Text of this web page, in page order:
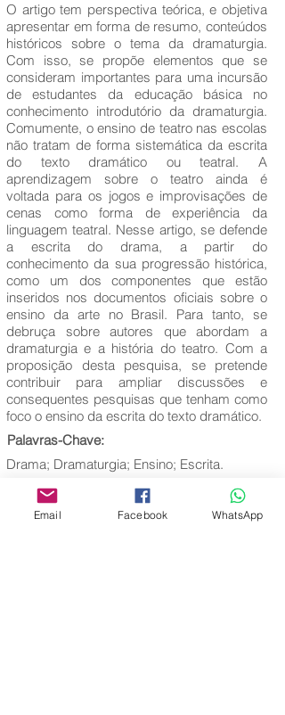
O artigo tem perspectiva teórica, e objetiva
apresentar em forma de resumo, conteúdos
históricos sobre o tema da dramaturgia.
Com isso, se propõe elementos que se
consideram importantes para uma incursão
de estudantes da educação básica no
conhecimento introdutório da dramaturgia.
Comumente, o ensino de teatro nas escolas
não tratam de forma sistemática da escrita
do texto dramático ou teatral. A
aprendizagem sobre o teatro ainda é
voltada para os jogos e improvisações de
cenas como forma de experiência da
linguagem teatral. Nesse artigo, se defende
a escrita do drama, a partir do
conhecimento da sua progressão histórica,
como um dos componentes que estão
inseridos nos documentos oficiais sobre o
ensino da arte no Brasil. Para tanto, se
debruça sobre autores que abordam a
dramaturgia e a história do teatro. Com a
proposição desta pesquisa, se pretende
contribuir para ampliar discussões e
consequentes pesquisas que tenham como
foco o ensino da escrita do texto dramático.
Palavras-Chave:
Drama; Dramaturgia; Ensino; Escrita.
Email Facebook WhatsApp